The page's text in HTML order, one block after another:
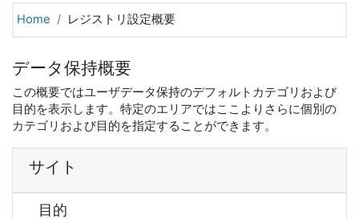
Home レジストリ設定概要
データ保持概要
この概要ではユーザデータ保持のデフォルトカテゴリおよび
目的を表示します。特定のエリアではここよりさらに個別の
カテゴリおよび目的を指定することができます。
サイト
目的